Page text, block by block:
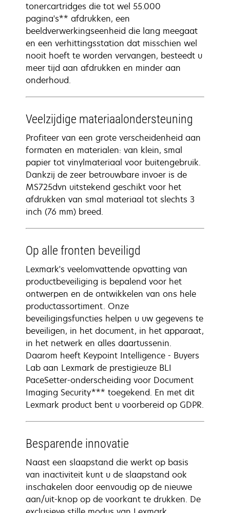
tonercartridges die tot wel 55.000
pagina's** afdrukken, een
beeldverwerkingseenheid die lang meegaat
en een verhittingsstation dat misschien wel
nooit hoeft te worden vervangen, besteedt u
meer tijd aan afdrukken en minder aan
onderhoud.
Veelzijdige materiaalondersteuning
Profiteer van een grote verscheidenheid aan
formaten en materialen: van klein, smal
papier tot vinylmateriaal voor buitengebruik.
Dankzij de zeer betrouwbare invoer is de
MS725dvn uitstekend geschikt voor het
afdrukken van smal materiaal tot slechts 3
inch (76 mm) breed.
Op alle fronten beveiligd
Lexmark's veelomvattende opvatting van
productbeveiliging is bepalend voor het
ontwerpen en de ontwikkelen van ons hele
productassortiment. Onze
beveiligingsfuncties helpen u uw gegevens te
beveiligen, in het document, in het apparaat,
in het netwerk en alles daartussenin.
Daarom heeft Keypoint Intelligence - Buyers
Lab aan Lexmark de prestigieuze BLI
PaceSetter-onderscheiding voor Document
Imaging Security*** toegekend. En met dit
Lexmark product bent u voorbereid op GDPR.
Besparende innovatie
Naast een slaapstand die werkt op basis
van inactiviteit kunt u de slaapstand ook
inschakelen door eenvoudig op de nieuwe
aan/uit-knop op de voorkant te drukken. De